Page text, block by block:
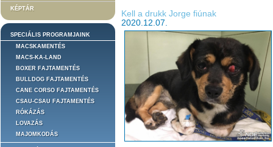
KÉPTÁR
SPECIÁLIS PROGRAMJAINK
MACSKAMENTÉS
MACS-KA-LAND
BOXER FAJTAMENTÉS
BULLDOG FAJTAMENTÉS
CANE CORSO FAJTAMENTÉS
CSAU-CSAU FAJTAMENTÉS
RÓKÁZÁS
LOVAZÁS
MAJOMKODÁS
Kell a drukk Jorge fiúnak
2020.12.07.